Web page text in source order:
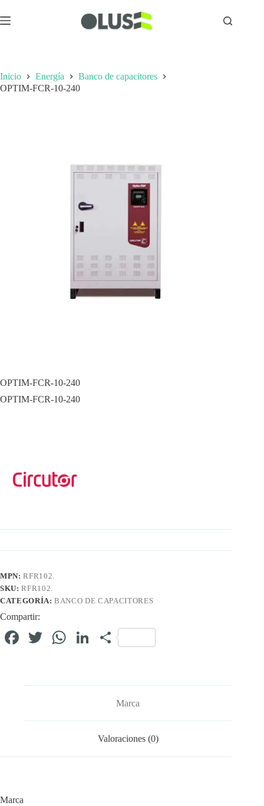
Inicio Energía
Banco de capacitores
OPTIM-FCR-10-240
OPTIM-FCR-10-240
OPTIM-FCR-10-240
MPN:RFR102.
SKU:RFR102.
CATEGORÍA:BANCO DE CAPACITORES
Compartir:
Fa T
W
Li C
rti
r
Marca
Valoraciones (0)
Marca